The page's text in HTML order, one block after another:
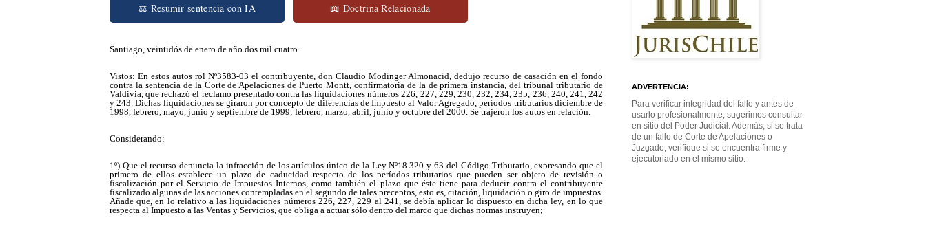
⚖ Resumir sentencia con IA 📖 Doctrina Relacionada
Santiago, veintidós de enero de año dos mil cuatro.
Vistos: En estos autos rol Nº3583-03 el contribuyente, don Claudio Modinger Almonacid, dedujo recurso de casación en el fondo
contra la sentencia de la Corte de Apelaciones de Puerto Montt, confirmatoria de la de primera instancia, del tribunal tributario de
Valdivia, que rechazó el reclamo presentado contra las liquidaciones números 226, 227, 229, 230, 232, 234, 235, 236, 240, 241, 242
y 243. Dichas liquidaciones se giraron por concepto de diferencias de Impuesto al Valor Agregado, períodos tributarios diciembre de
1998, febrero, mayo, junio y septiembre de 1999; febrero, marzo, abril, junio y octubre del 2000. Se trajeron los autos en relación.
Considerando:
1º) Que el recurso denuncia la infracción de los artículos único de la Ley Nº18.320 y 63 del Código Tributario, expresando que el
primero de ellos establece un plazo de caducidad respecto de los períodos tributarios que pueden ser objeto de revisión o
fiscalización por el Servicio de Impuestos Internos, como también el plazo que éste tiene para deducir contra el contribuyente
fiscalizado algunas de las acciones contempladas en el segundo de tales preceptos, esto es, citación, liquidación o giro de impuestos.
Añade que, en lo relativo a las liquidaciones números 226, 227, 229 al 241, se debía aplicar lo dispuesto en dicha ley, en lo que
respecta al Impuesto a las Ventas y Servicios, que obliga a actuar sólo dentro del marco que dichas normas instruyen;
ADVERTENCIA:
Para verificar integridad del fallo y antes de
usarlo profesionalmente, sugerimos consultar
en sitio del Poder Judicial. Además, si se trata
de un fallo de Corte de Apelaciones o
Juzgado, verifique si se encuentra firme y
ejecutoriado en el mismo sitio.